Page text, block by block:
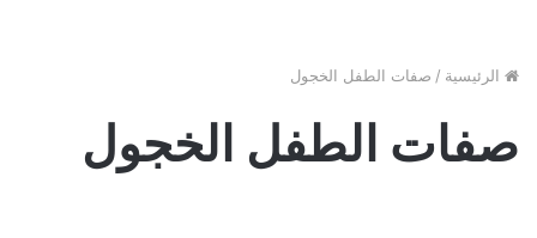
الرئيسية / صفات الطفل الخجول
صفات الطفل الخجول